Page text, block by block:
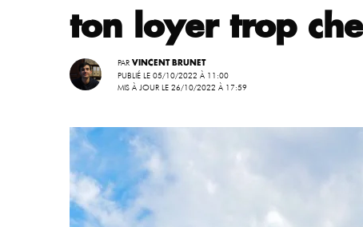
ton loyer trop
PAR VINCENT BRUNET
PUBLIÉ LE 05/10/2022 À 11:00
MIS À JOUR LE 26/10/2022 À 17:59